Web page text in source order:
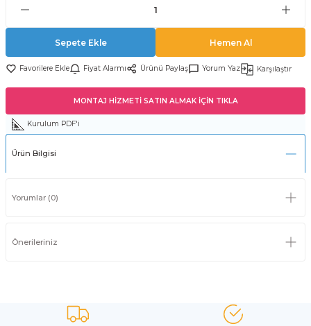
Sepete Ekle Hemen Al
Fiyat Alarmı Ürünü Paylaş Yorum Yaz Karşılaştır
MONTAJ HİZMETİ SATIN ALMAK İÇİN TIKLA
Kurulum PDF'i
Ürün Bilgisi
Yorumlar (0)
Önerileriniz